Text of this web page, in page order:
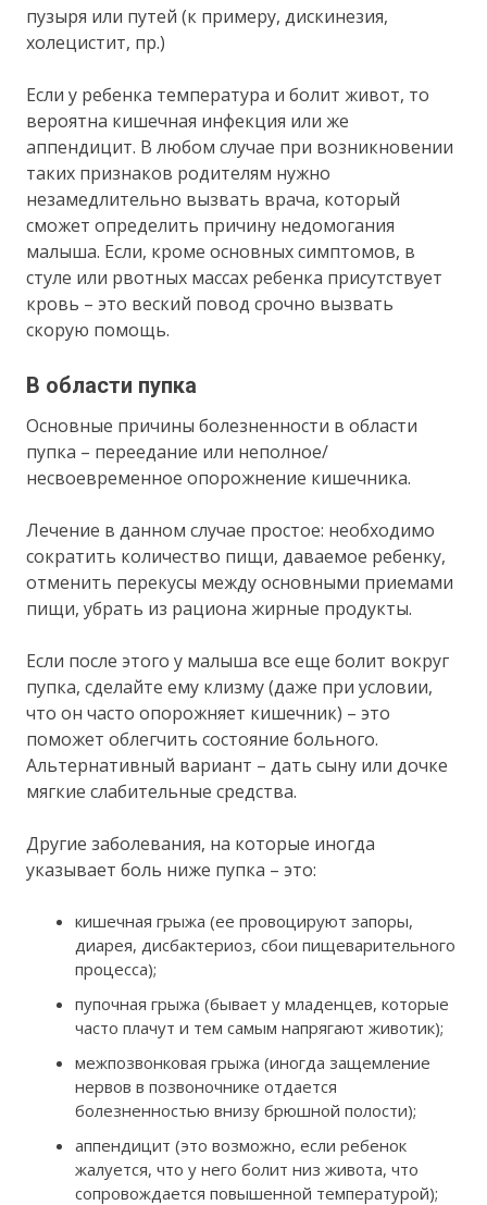
пузыря или путей (к примеру, дискинезия,
холецистит, пр.)
Если у ребенка температура и болит живот, то
вероятна кишечная инфекция или же
аппендицит. В любом случае при возникновении
таких признаков родителям нужно
незамедлительно вызвать врача, который
сможет определить причину недомогания
малыша. Если, кроме основных симптомов, в
стуле или рвотных массах ребенка присутствует
кровь – это веский повод срочно вызвать
скорую помощь.
В области пупка
Основные причины болезненности в области
пупка – переедание или неполное/
несвоевременное опорожнение кишечника.
Лечение в данном случае простое: необходимо
сократить количество пищи, даваемое ребенку,
отменить перекусы между основными приемами
пищи, убрать из рациона жирные продукты.
Если после этого у малыша все еще болит вокруг
пупка, сделайте ему клизму (даже при условии,
что он часто опорожняет кишечник) – это
поможет облегчить состояние больного.
Альтернативный вариант – дать сыну или дочке
мягкие слабительные средства.
Другие заболевания, на которые иногда
указывает боль ниже пупка – это:
кишечная грыжа (ее провоцируют запоры,
диарея, дисбактериоз, сбои пищеварительного
процесса);
пупочная грыжа (бывает у младенцев, которые
часто плачут и тем самым напрягают животик);
межпозвонковая грыжа (иногда защемление
нервов в позвоночнике отдается
болезненностью внизу брюшной полости);
аппендицит (это возможно, если ребенок
жалуется, что у него болит низ живота, что
сопровождается повышенной температурой);